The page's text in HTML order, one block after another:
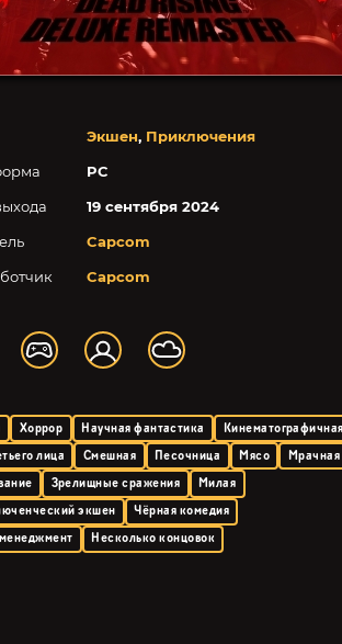
Экшен, Приключения
PC
19 сентября 2024
Capcom
Capcom
Хоррор Научная фантастика
Кинематографичная
лица
Смешная Песочница Мясо
Мрачная
Зрелищные сражения
Милая
экшен
Чёрная комедия
Несколько концовок